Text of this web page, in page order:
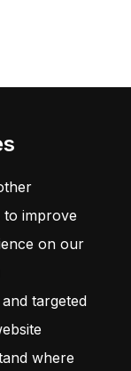
to improve
on our
targeted
where
mises à
inquiétez pas,
S'Abonner